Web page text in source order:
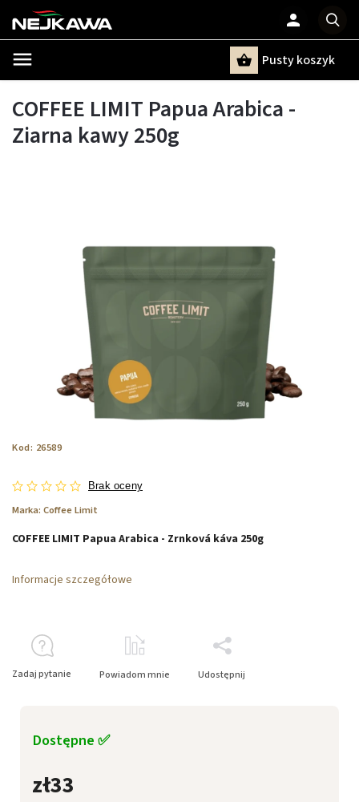
Pusty koszyk
COFFEE LIMIT Papua Arabica -
Ziarna kawy 250g
Kod: 26589
Brak oceny
Marka: Coffee Limit
zł33
Dostępne ✅
COFFEE LIMIT Papua Arabica - Zrnková káva 250g
Informacje szczegółowe
Zadaj pytanie Powiadom mnie Udostępnij